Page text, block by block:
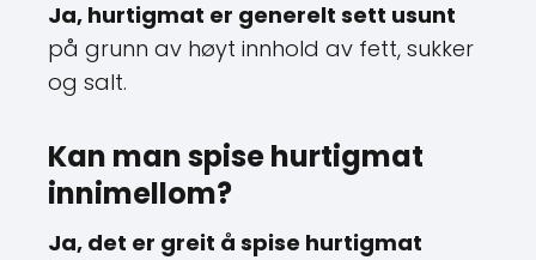
Ja, hurtigmat er generelt sett usunt
på grunn av høyt innhold av fett, sukker
og salt.
Kan man spise hurtigmat
innimellom?
Ja, det er greit å spise hurtigmat